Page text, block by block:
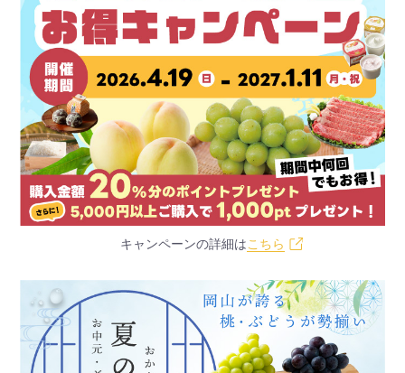
キャンペーンの詳細はこちら